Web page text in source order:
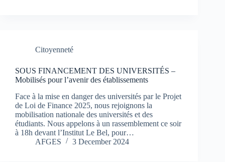
Citoyenneté
SOUS FINANCEMENT DES UNIVERSITÉS –
Mobilisés pour l’avenir des établissements
Face à la mise en danger des universités par le Projet
de Loi de Finance 2025, nous rejoignons la
mobilisation nationale des universités et des
étudiants. Nous appelons à un rassemblement ce soir
à 18h devant l’Institut Le Bel, pour…
AFGES
3 December 2024